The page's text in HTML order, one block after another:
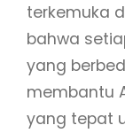
terkemuka
bahwa
yang
membantu
yang tepat